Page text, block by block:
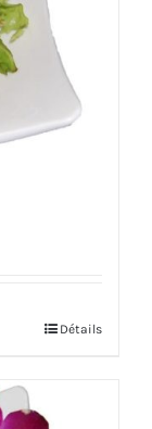
Détails